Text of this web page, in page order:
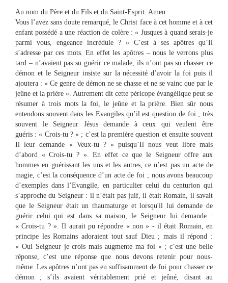
Au nom du Père et du Fils et du Saint-Esprit. Amen
Vous l’avez sans doute remarqué, le Christ face à cet homme et à cet
enfant possédé a une réaction de colère : « Jusques à quand serais-je
parmi vous, engeance incrédule ? » C’est à ses apôtres qu’Il
s’adresse par ces mots. En effet les apôtres – nous le verrons plus
tard – n’avaient pas su guérir ce malade, ils n’ont pas su chasser ce
démon et le Seigneur insiste sur la nécessité d’avoir la foi puis il
ajoutera : « Ce genre de démon ne se chasse et ne se vainc que par le
jeûne et la prière ». Autrement dit cette péricope évangélique peut se
résumer à trois mots la foi, le jeûne et la prière. Bien sûr nous
entendons souvent dans les Evangiles qu’il est question de foi ; très
souvent le Seigneur Jésus demande à ceux qui veulent être
guéris : « Crois-tu ? » ; c’est la première question et ensuite souvent
Il leur demande « Veux-tu ? » puisqu’Il nous veut libre mais
d’abord « Crois-tu ? ». En effet ce que le Seigneur offre aux
hommes en guérissant les uns et les autres, ce n’est pas un acte de
magie, c’est la conséquence d’un acte de foi ; nous avons beaucoup
d’exemples dans l’Evangile, en particulier celui du centurion qui
s’approche du Seigneur : il n’était pas juif, il était Romain, il savait
que le Seigneur était un thaumaturge et lorsqu'il lui demande de
guérir celui qui est dans sa maison, le Seigneur lui demande :
« Crois-tu ? ». Il aurait pu répondre « non » - il était Romain, en
principe les Romains adoraient tout sauf Dieu ; mais il répond :
« Oui Seigneur je crois mais augmente ma foi » ; c’est une belle
réponse, c’est une réponse que nous devons retenir pour nous-
même. Les apôtres n’ont pas eu suffisamment de foi pour chasser ce
démon ; s’ils avaient véritablement prié et jeûné, disant au